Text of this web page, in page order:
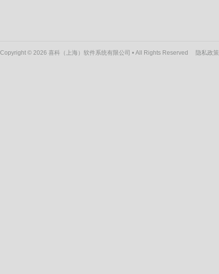
Copyright © 2026 喜科（上海）软件系统有限公司 • All Rights Reserved 隐私政策